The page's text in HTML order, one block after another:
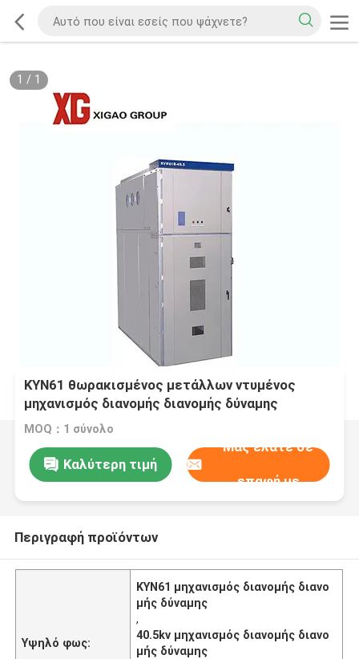
1 / 1
KYN61 θωρακισμένος μετάλλων ντυμένος
μηχανισμός διανομής διανομής δύναμης
εναλλασσόμενου ρεύματος Drawable
MOQ：1 σύνολο
Καλύτερη τιμή
Μας ελάτε σε
επαφή με
Περιγραφή προϊόντων
Υψηλό φως:
KYN61 μηχανισμός διανομής διανο
μής δύναμης
,
40.5kv μηχανισμός διανομής διανο
μής δύναμης